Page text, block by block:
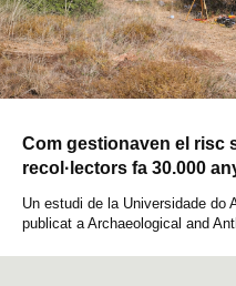
Com gestionaven el risc
recol·lectors fa 30.000
Un estudi de la Universidade do
publicat a Archaeological and